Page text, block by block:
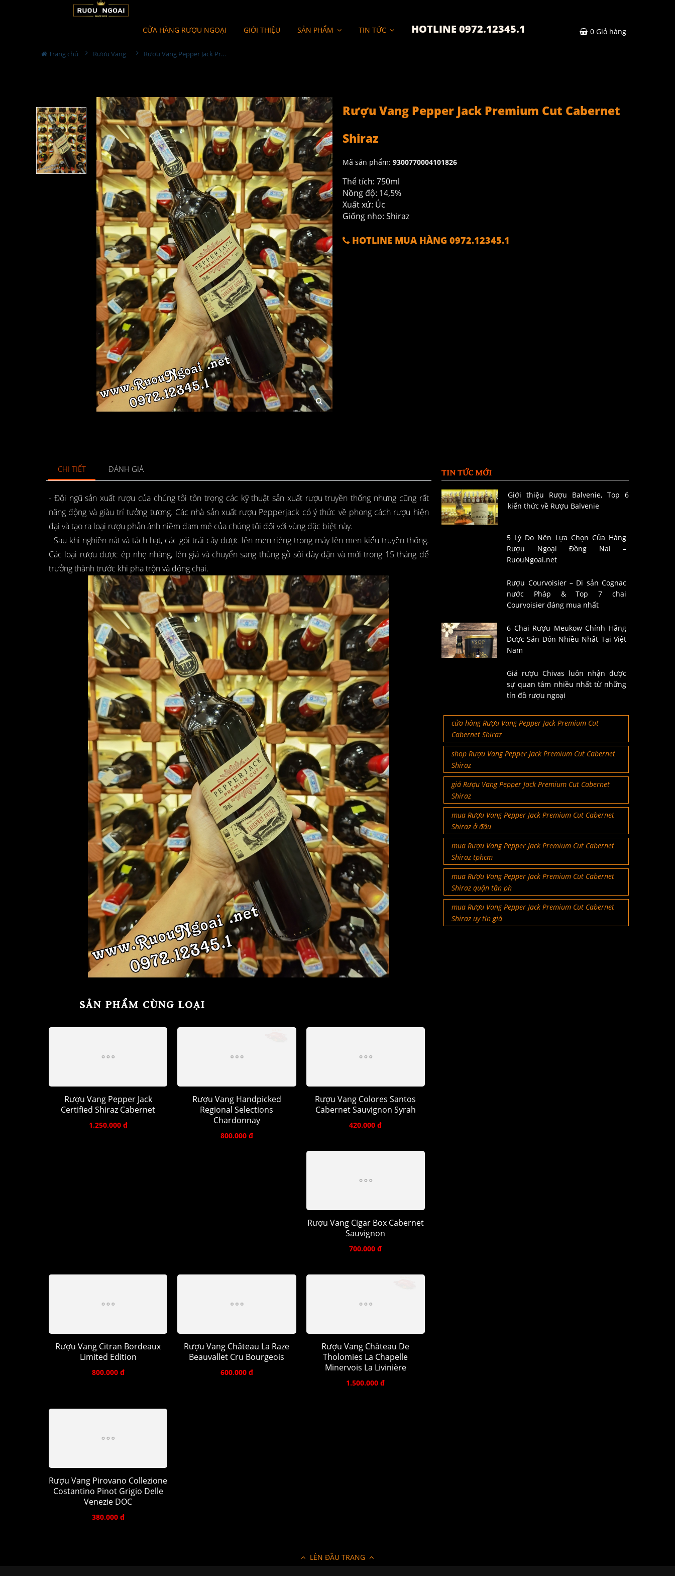
CỬA HÀNG RƯỢU NGOẠI GIỚI THIỆU SẢN PHẨM TIN TỨC HOTLINE 0972.12345.1 0 Giỏ hàng
Trang chủ Rượu Vang Rượu Vang Pepper Jack Premium Cut Cabernet Shiraz
Rượu Vang Pepper Jack Premium Cut Cabernet
Shiraz
Mã sản phẩm: 9300770004101826
Thể tích: 750ml
Nồng độ: 14,5%
Xuất xứ: Úc
Giống nho: Shiraz
HOTLINE MUA HÀNG 0972.12345.1
CHI TIẾT ĐÁNH GIÁ
- Đội ngũ sản xuất rượu của chúng tôi tôn trọng các kỹ thuật sản xuất rượu truyền thống nhưng cũng rất
năng động và giàu trí tưởng tượng. Các nhà sản xuất rượu Pepperjack có ý thức về phong cách rượu hiện
đại và tạo ra loại rượu phản ánh niềm đam mê của chúng tôi đối với vùng đặc biệt này.
- Sau khi nghiền nát và tách hạt, các gói trái cây được lên men riêng trong máy lên men kiểu truyền thống.
Các loại rượu được ép nhẹ nhàng, lên giá và chuyển sang thùng gỗ sồi dày dặn và mới trong 15 tháng để
trưởng thành trước khi pha trộn và đóng chai.
SẢN PHẨM CÙNG LOẠI
Rượu Vang Pepper Jack
Certified Shiraz Cabernet
1.250.000 đ
Rượu Vang Handpicked
Regional Selections
Chardonnay
800.000 đ
Rượu Vang Colores Santos
Cabernet Sauvignon Syrah
420.000 đ
Rượu Vang Cigar Box Cabernet
Sauvignon
700.000 đ
Rượu Vang Citran Bordeaux
Limited Edition
800.000 đ
Rượu Vang Château La Raze
Beauvallet Cru Bourgeois
600.000 đ
Rượu Vang Château De
Tholomies La Chapelle
Minervois La Livinière
1.500.000 đ
Rượu Vang Pirovano Collezione
Costantino Pinot Grigio Delle
Venezie DOC
380.000 đ
TIN TỨC MỚI
Giới thiệu Rượu Balvenie, Top 6
kiến thức về Rượu Balvenie
5 Lý Do Nên Lựa Chọn Cửa Hàng
Rượu Ngoại Đồng Nai –
RuouNgoai.net
Rượu Courvoisier – Di sản Cognac
nước Pháp & Top 7 chai
Courvoisier đáng mua nhất
6 Chai Rượu Meukow Chính Hãng
Được Săn Đón Nhiều Nhất Tại Việt
Nam
Giá rượu Chivas luôn nhận được
sự quan tâm nhiều nhất từ những
tín đồ rượu ngoại
cửa hàng Rượu Vang Pepper Jack Premium Cut
Cabernet Shiraz
shop Rượu Vang Pepper Jack Premium Cut Cabernet
Shiraz
giá Rượu Vang Pepper Jack Premium Cut Cabernet
Shiraz
mua Rượu Vang Pepper Jack Premium Cut Cabernet
Shiraz ở đâu
mua Rượu Vang Pepper Jack Premium Cut Cabernet
Shiraz tphcm
mua Rượu Vang Pepper Jack Premium Cut Cabernet
Shiraz quận tân ph
mua Rượu Vang Pepper Jack Premium Cut Cabernet
Shiraz uy tín giá
LÊN ĐẦU TRANG